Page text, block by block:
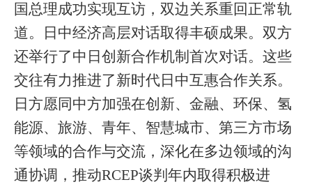
国总理成功实现互访，双边关系重回正常轨
道。日中经济高层对话取得丰硕成果。双方
还举行了中日创新合作机制首次对话。这些
交往有力推进了新时代日中互惠合作关系。
日方愿同中方加强在创新、金融、环保、氢
能源、旅游、青年、智慧城市、第三方市场
等领域的合作与交流，深化在多边领域的沟
通协调，推动RCEP谈判年内取得积极进